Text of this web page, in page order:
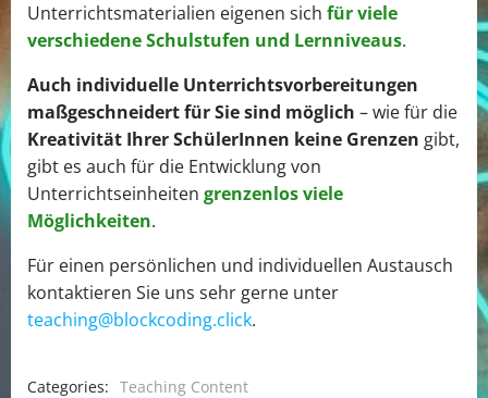
Unterrichtsmaterialien eigenen sich für viele
verschiedene Schulstufen und Lernniveaus.
Auch individuelle Unterrichtsvorbereitungen
maßgeschneidert für Sie sind möglich – wie für die
Kreativität Ihrer SchülerInnen keine Grenzen gibt,
gibt es auch für die Entwicklung von
Unterrichtseinheiten grenzenlos viele
Möglichkeiten.
Für einen persönlichen und individuellen Austausch
kontaktieren Sie uns sehr gerne unter
teaching@blockcoding.click.
Categories: Teaching Content